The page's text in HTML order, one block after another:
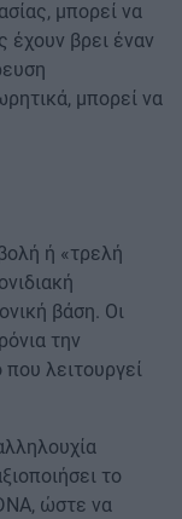
μπορεί να
έχουν βρει έναν
μπορεί να
ή «τρελή
βάση. Οι
την
που λειτουργεί
το
ώστε να